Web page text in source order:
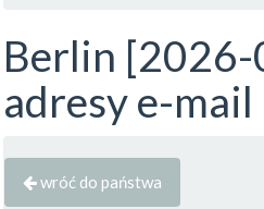
Berlin
adresy e-mail
wróć do państwa